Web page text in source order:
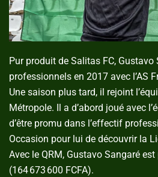
Pur produit de Salitas FC,
professionnels en 2017 avec l’AS
Une saison plus tard, il rejoint
Métropole. Il a d’abord joué avec
d’être promu dans l’effectif
Occasion pour lui de découvrir la
Avec le QRM, Gustavo Sangaré
(164 673 600 FCFA).